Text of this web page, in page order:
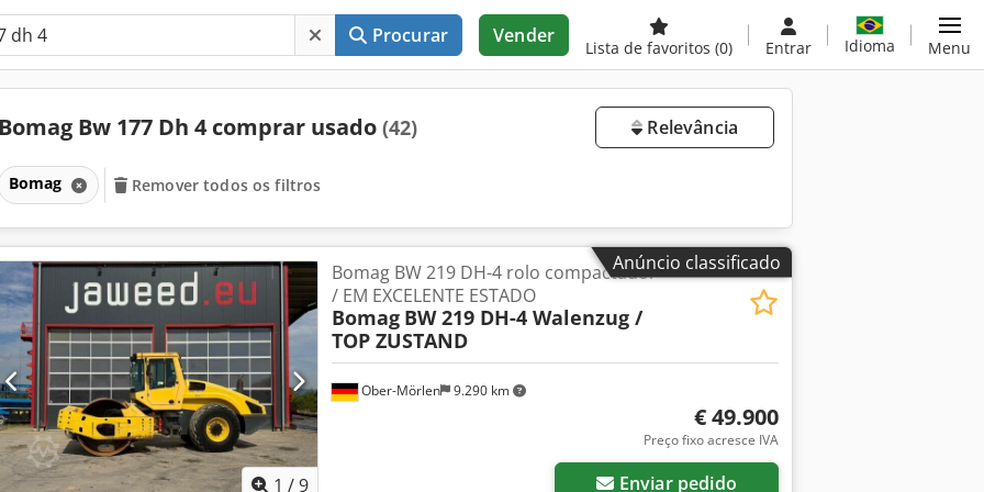
Procurar Vender
Lista de favoritos (0) Entrar Idioma Menu
Bomag Bw 177 Dh 4 comprar usado (42) Relevância
Bomag Remover todos os filtros
Anúncio classificado
1 /9
Ober-Mörlen 9.290 km
Bomag BW 219 DH-4 rolo compactador
/ EM EXCELENTE ESTADO
Bomag BW 219 DH-4 Walenzug /
TOP ZUSTAND
€ 49.900
Preço fixo acresce IVA
Enviar pedido